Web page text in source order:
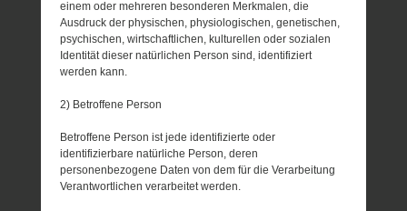
einem oder mehreren besonderen Merkmalen, die
Ausdruck der physischen, physiologischen, genetischen,
psychischen, wirtschaftlichen, kulturellen oder sozialen
Identität dieser natürlichen Person sind, identifiziert
werden kann.
2) Betroffene Person
Betroffene Person ist jede identifizierte oder
identifizierbare natürliche Person, deren
personenbezogene Daten von dem für die Verarbeitung
Verantwortlichen verarbeitet werden.